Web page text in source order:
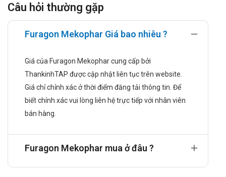
L-Tryptophan: 23mg.
L-Histidin: 38mg.
L-Tyrosin: 30mg.
Calci toàn phần: 50mg.
Tá dược vừa đủ
Công dụng của thuốc Furagon Mekophar
hóa protein ở bệnh suy thận mạn khi là lượng protein bị hạn
chế < 40g/ngày trong chế độ ăn (ở người lớn).
Câu hỏi thường gặp
Furagon Mekophar Giá bao nhiêu ?
Giá của Furagon Mekophar cung cấp bởi
ThankinhTAP được cập nhật liên tục trên website.
Giá chỉ chỉnh xác ở thời điểm đăng tải thông tin. Để
biết chính xác vui lòng liên hệ trực tiếp với nhân viên
bán hàng.
Furagon Mekophar mua ở đâu ?